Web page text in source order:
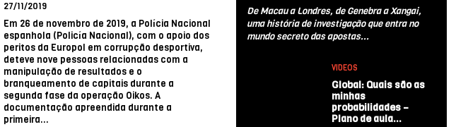
27/11/2019
Em 26 de novembro de 2019, a Polícia Nacional
espanhola (Policía Nacional), com o apoio dos
peritos da Europol em corrupção desportiva,
deteve nove pessoas relacionadas com a
manipulação de resultados e o
branqueamento de capitais durante a
segunda fase da operação Oikos. A
documentação apreendida durante a
primeira...
De Macau a Londres, de Genebra a Xangai,
uma história de investigação que entra no
mundo secreto das apostas...
VIDEOS
Global: Quais são as
minhas
probabilidades –
Plano de aula…